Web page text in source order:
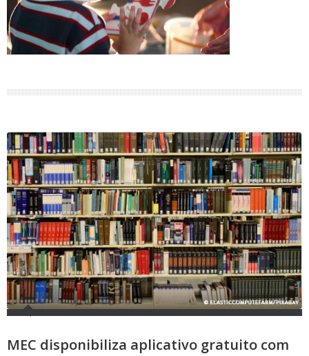
MEC disponibiliza aplicativo gratuito com